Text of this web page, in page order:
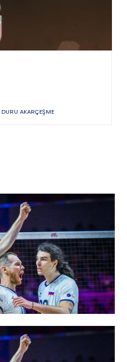
DURU AKARÇEŞME